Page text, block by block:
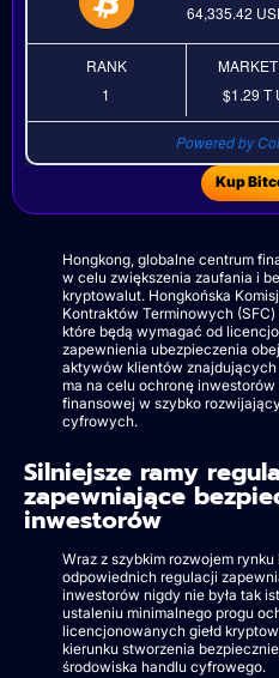
64,335.42
RANK
1
$1.29 T
Powered by
Kup
Hongkong, globalne centrum
w celu zwiększenia zaufania i
kryptowalut. Hongkońska
Kontraktów Terminowych (SFC)
które będą wymagać od
zapewnienia ubezpieczenia
aktywów klientów
ma na celu ochronę
finansowej w szybko
cyfrowych.
Silniejsze ramy
zapewniające
inwestorów
Wraz z szybkim rozwojem
odpowiednich regulacji
inwestorów nigdy nie była tak
ustaleniu minimalnego progu
licencjonowanych giełd
kierunku stworzenia
środowiska handlu cyfrowego.